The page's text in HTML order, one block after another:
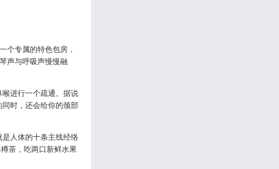
个专属的特色包房，
声与呼吸声慢慢融
进行一个疏通。据说
时，还会给你的颈部
人体的十条主线经络
茶，吃两口新鲜水果